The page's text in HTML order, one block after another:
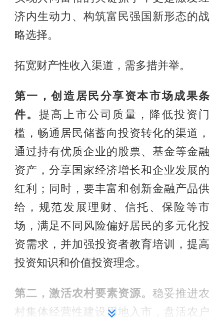
济内生动力、构筑富民强国新形态的战
略选择。
拓宽财产性收入渠道，需多措并举。
第一，创造居民分享资本市场成果条
件。 提高上市公司质量，降低投资门
槛，畅通居民储蓄向投资转化的渠道，
通过持有优质企业的股票、基金等金融
资产，分享国家经济增长和企业发展的
红利；同时，要丰富和创新金融产品供
给，规范发展理财、信托、保险等市
场，满足不同风险偏好居民的多元化投
资需求，并加强投资者教育培训，提高
投资知识和价值投资理念。
第二，激活农村要素资源。稳妥推进农
村集体经营性建设用地入市，盘活农户